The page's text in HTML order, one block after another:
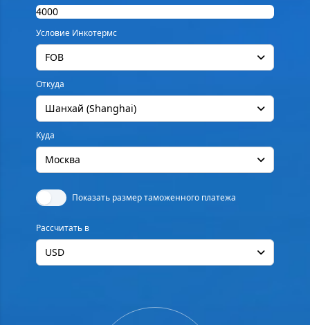
Условие Инкотермс
FOB
Откуда
Шанхай (Shanghai)
Куда
Москва
Показать размер таможенного платежа
Рассчитать в
USD